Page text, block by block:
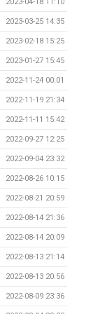
2023-03-25 14:35
2023-02-18 15:25
2023-01-27 15:45
2022-11-24 00:01
2022-11-19 21:34
2022-11-11 15:42
2022-09-27 12:25
2022-09-04 23:32
2022-08-26 10:15
2022-08-21 20:59
2022-08-14 21:36
2022-08-14 20:09
2022-08-13 21:14
2022-08-13 20:56
2022-08-09 23:36